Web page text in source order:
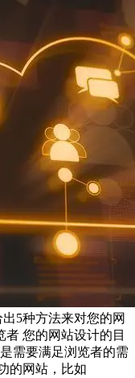
5种方法来对您的网
者 您的网站设计的目
需要满足浏览者的需
的网站，比如